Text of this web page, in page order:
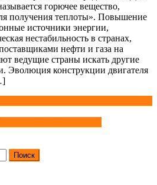
горючее вещество,
получения теплоты». Повышение
источники энергии,
нестабильность в странах,
нефти и газа на
ведущие страны искать другие
Эволюция конструкции двигателя